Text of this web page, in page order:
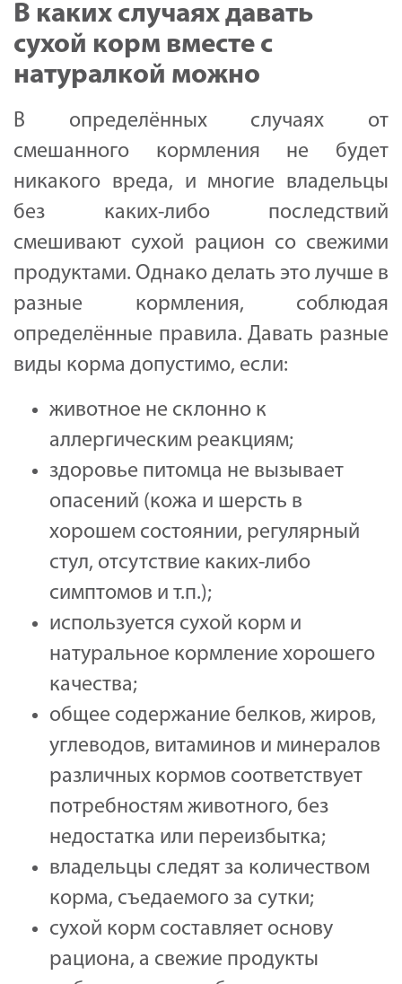
В каких случаях давать
сухой корм вместе с
натуралкой можно
В определённых случаях от
смешанного кормления не будет
никакого вреда, и многие владельцы
без каких-либо последствий
смешивают сухой рацион со свежими
продуктами. Однако делать это лучше в
разные кормления, соблюдая
определённые правила. Давать разные
виды корма допустимо, если:
животное не склонно к
аллергическим реакциям;
здоровье питомца не вызывает
опасений (кожа и шерсть в
хорошем состоянии, регулярный
стул, отсутствие каких-либо
симптомов и т.п.);
используется сухой корм и
натуральное кормление хорошего
качества;
общее содержание белков, жиров,
углеводов, витаминов и минералов
различных кормов соответствует
потребностям животного, без
недостатка или переизбытка;
владельцы следят за количеством
корма, съедаемого за сутки;
сухой корм составляет основу
рациона, а свежие продукты